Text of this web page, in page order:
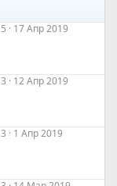
5 17 Апр 2019
3 12 Апр 2019
3 1 Апр 2019